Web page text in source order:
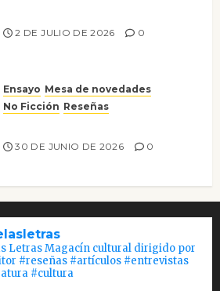
2 DE JULIO DE 2026 0
Ensayo Mesa de novedades
No Ficción Reseñas
30 DE JUNIO DE 2026 0
Letras Magacín cultural dirigido por
#reseñas #artículos #entrevistas
#cultura